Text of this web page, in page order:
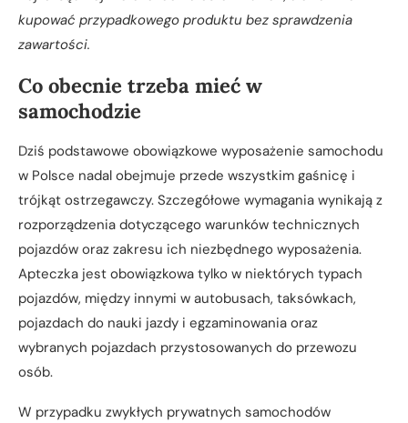
kupować przypadkowego produktu bez sprawdzenia
zawartości.
Co obecnie trzeba mieć w
samochodzie
Dziś podstawowe obowiązkowe wyposażenie samochodu
w Polsce nadal obejmuje przede wszystkim gaśnicę i
trójkąt ostrzegawczy. Szczegółowe wymagania wynikają z
rozporządzenia dotyczącego warunków technicznych
pojazdów oraz zakresu ich niezbędnego wyposażenia.
Apteczka jest obowiązkowa tylko w niektórych typach
pojazdów, między innymi w autobusach, taksówkach,
pojazdach do nauki jazdy i egzaminowania oraz
wybranych pojazdach przystosowanych do przewozu
osób.
W przypadku zwykłych prywatnych samochodów